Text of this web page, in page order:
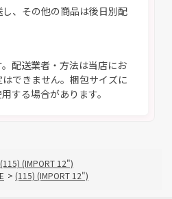
、その他の商品は後日別配
配送業者・方法は当店にお
できません。梱包サイズに
する場合があります。
(115) (IMPORT 12")
> (115) (IMPORT 12")